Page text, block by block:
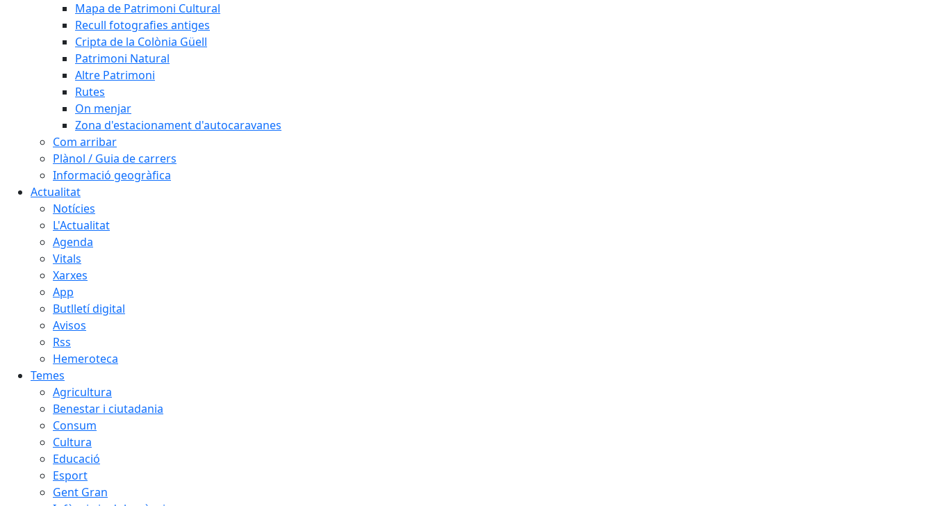
Mapa de Patrimoni Cultural
Recull fotografies antiges
Cripta de la Colònia Güell
Patrimoni Natural
Altre Patrimoni
Rutes
On menjar
Zona d'estacionament d'autocaravanes
Com arribar
Plànol / Guia de carrers
Informació geogràfica
Actualitat
Notícies
L'Actualitat
Agenda
Vitals
Xarxes
App
Butlletí digital
Avisos
Rss
Hemeroteca
Temes
Agricultura
Benestar i ciutadania
Consum
Cultura
Educació
Esport
Gent Gran